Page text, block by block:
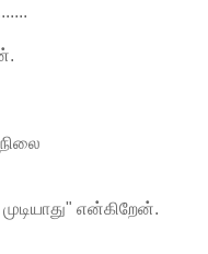
என்கிறேன்.